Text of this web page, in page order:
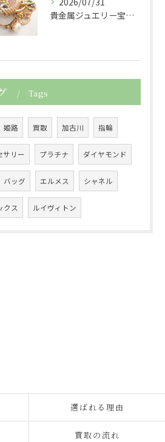
貴金属ジュエリー宝石金プラチナダイヤサファイア真珠パールPt...
Tags
姫路 買取 加古川 指輪
サリー プラチナ ダイヤモンド
バッグ エルメス シャネル
クス ルイヴィトン
選ばれる理由
買取の流れ